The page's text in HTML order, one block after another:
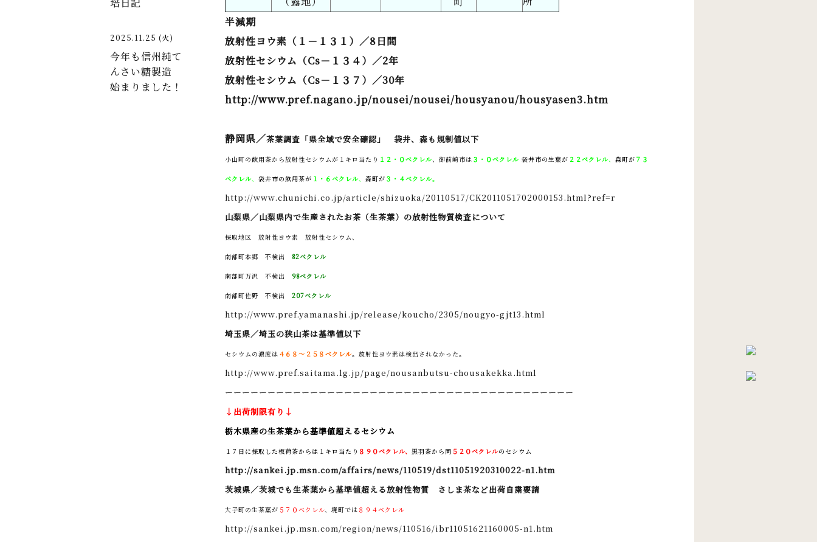
半減期
放射性ヨウ素（１－１３１）／8日間
放射性セシウム（Cs－１３４）／2年
放射性セシウム（Cs－１３７）／30年
http://www.pref.nagano.jp/nousei/nousei/housyanou/housyasen3.htm
静岡県／茶葉調査「県全域で安全確認」 袋井、森も規制値以下
小山町の飲用茶から放射性セシウムが１キロ当たり １２・０ベクレル、御前崎市は ３・０ベクレル 袋井市の生葉が ２２ベクレル、 森町が ７３
ベクレル、 袋井市の飲用茶が １・６ベクレル、 森町が ３・４ベクレル。
http://www.chunichi.co.jp/article/shizuoka/20110517/CK2011051702000153.html?ref=r
山梨県／山梨県内で生産されたお茶（生茶葉）の放射性物質検査について
採取地区 放射性ヨウ素 放射性セシウム、
南部町本郷 不検出 82ベクレル
南部町万沢 不検出 98ベクレル
南部町佐野 不検出 207ベクレル
http://www.pref.yamanashi.jp/release/koucho/2305/nougyo-gjt13.html
埼玉県／埼玉の狭山茶は基準値以下
セシウムの濃度は ４６８～２５８ベクレル。放射性ヨウ素は検出されなかった。
http://www.pref.saitama.lg.jp/page/nousanbutsu-chousakekka.html
ーーーーーーーーーーーーーーーーーーーーーーーーーーーーーーーーーーーーーーーーー
↓出荷制限有り↓
栃木県産の生茶葉から基準値超えるセシウム
１７日に採取した板荷茶からは１キロ当たり ８９０ベクレル、 黒羽茶から同 ５２０ベクレルのセシウム
http://sankei.jp.msn.com/affairs/news/110519/dst11051920310022-n1.htm
茨城県／茨城でも生茶葉から基準値超える放射性物質 さしま茶など出荷自粛要請
大子町の生茶葉が ５７０ベクレル、境町では ８９４ベクレル
http://sankei.jp.msn.com/region/news/110516/ibr11051621160005-n1.htm
2025.11.25 (火)
今年も信州純て
んさい糖製造
始まりました！